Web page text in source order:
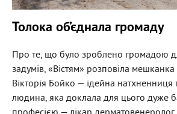
Толока об’єднала громаду
Про те, що було зроблено громадою
задумів, «Вістям» розповіла мешканка
Вікторія Бойко — ідейна натхненниця
людина, яка доклала для цього дуже